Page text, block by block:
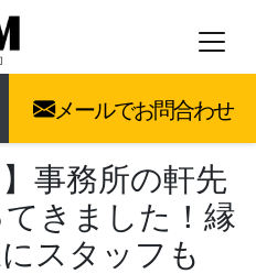
メールでお問合わせ
事務所の軒先
きました！縁
スタッフも